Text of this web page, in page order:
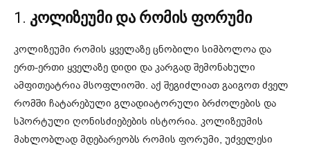
1. კოლიზეუმი და რომის ფორუმი
კოლიზეუმი რომის ყველაზე ცნობილი სიმბოლოა და
ერთ-ერთი ყველაზე დიდი და კარგად შემონახული
ამფითეატრია მსოფლიოში. აქ შეგიძლიათ გაიგოთ ძველ
რომში ჩატარებული გლადიატორული ბრძოლების და
სპორტული ღონისძიებების ისტორია. კოლიზეუმის
მახლობლად მდებარეობს რომის ფორუმი, უძველესი